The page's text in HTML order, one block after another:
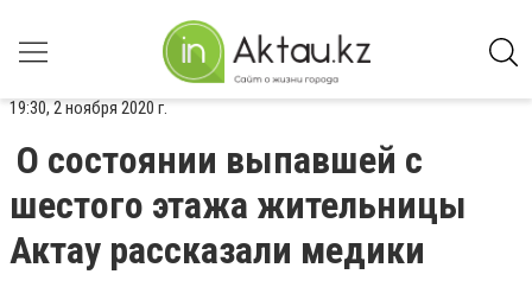
19:30, 2 ноября 2020 г.
О состоянии выпавшей с
шестого этажа жительницы
Актау рассказали медики